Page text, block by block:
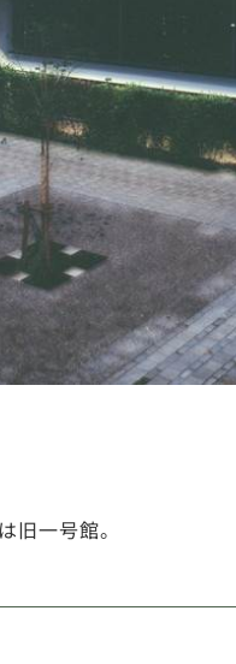
旧一号館。